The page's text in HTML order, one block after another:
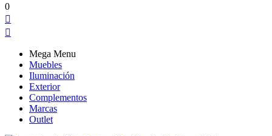
0


Mega Menu
Muebles
Iluminación
Exterior
Complementos
Marcas
Outlet